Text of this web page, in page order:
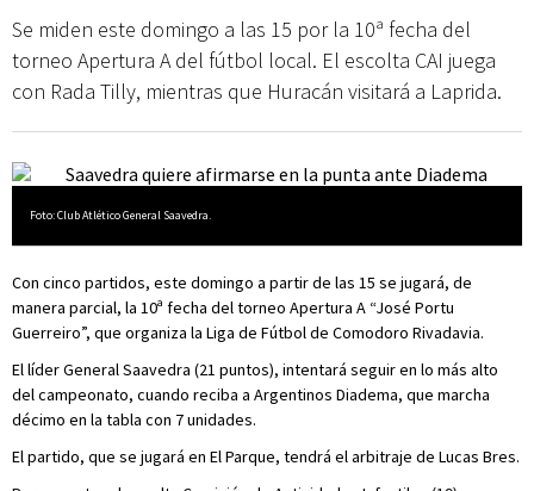
Se miden este domingo a las 15 por la 10ª fecha del
torneo Apertura A del fútbol local. El escolta CAI juega
con Rada Tilly, mientras que Huracán visitará a Laprida.
Foto: Club Atlético General Saavedra.
Con cinco partidos, este domingo a partir de las 15 se jugará, de
manera parcial, la 10ª fecha del torneo Apertura A “José Portu
Guerreiro”, que organiza la Liga de Fútbol de Comodoro Rivadavia.
El líder General Saavedra (21 puntos), intentará seguir en lo más alto
del campeonato, cuando reciba a Argentinos Diadema, que marcha
décimo en la tabla con 7 unidades.
El partido, que se jugará en El Parque, tendrá el arbitraje de Lucas Bres.